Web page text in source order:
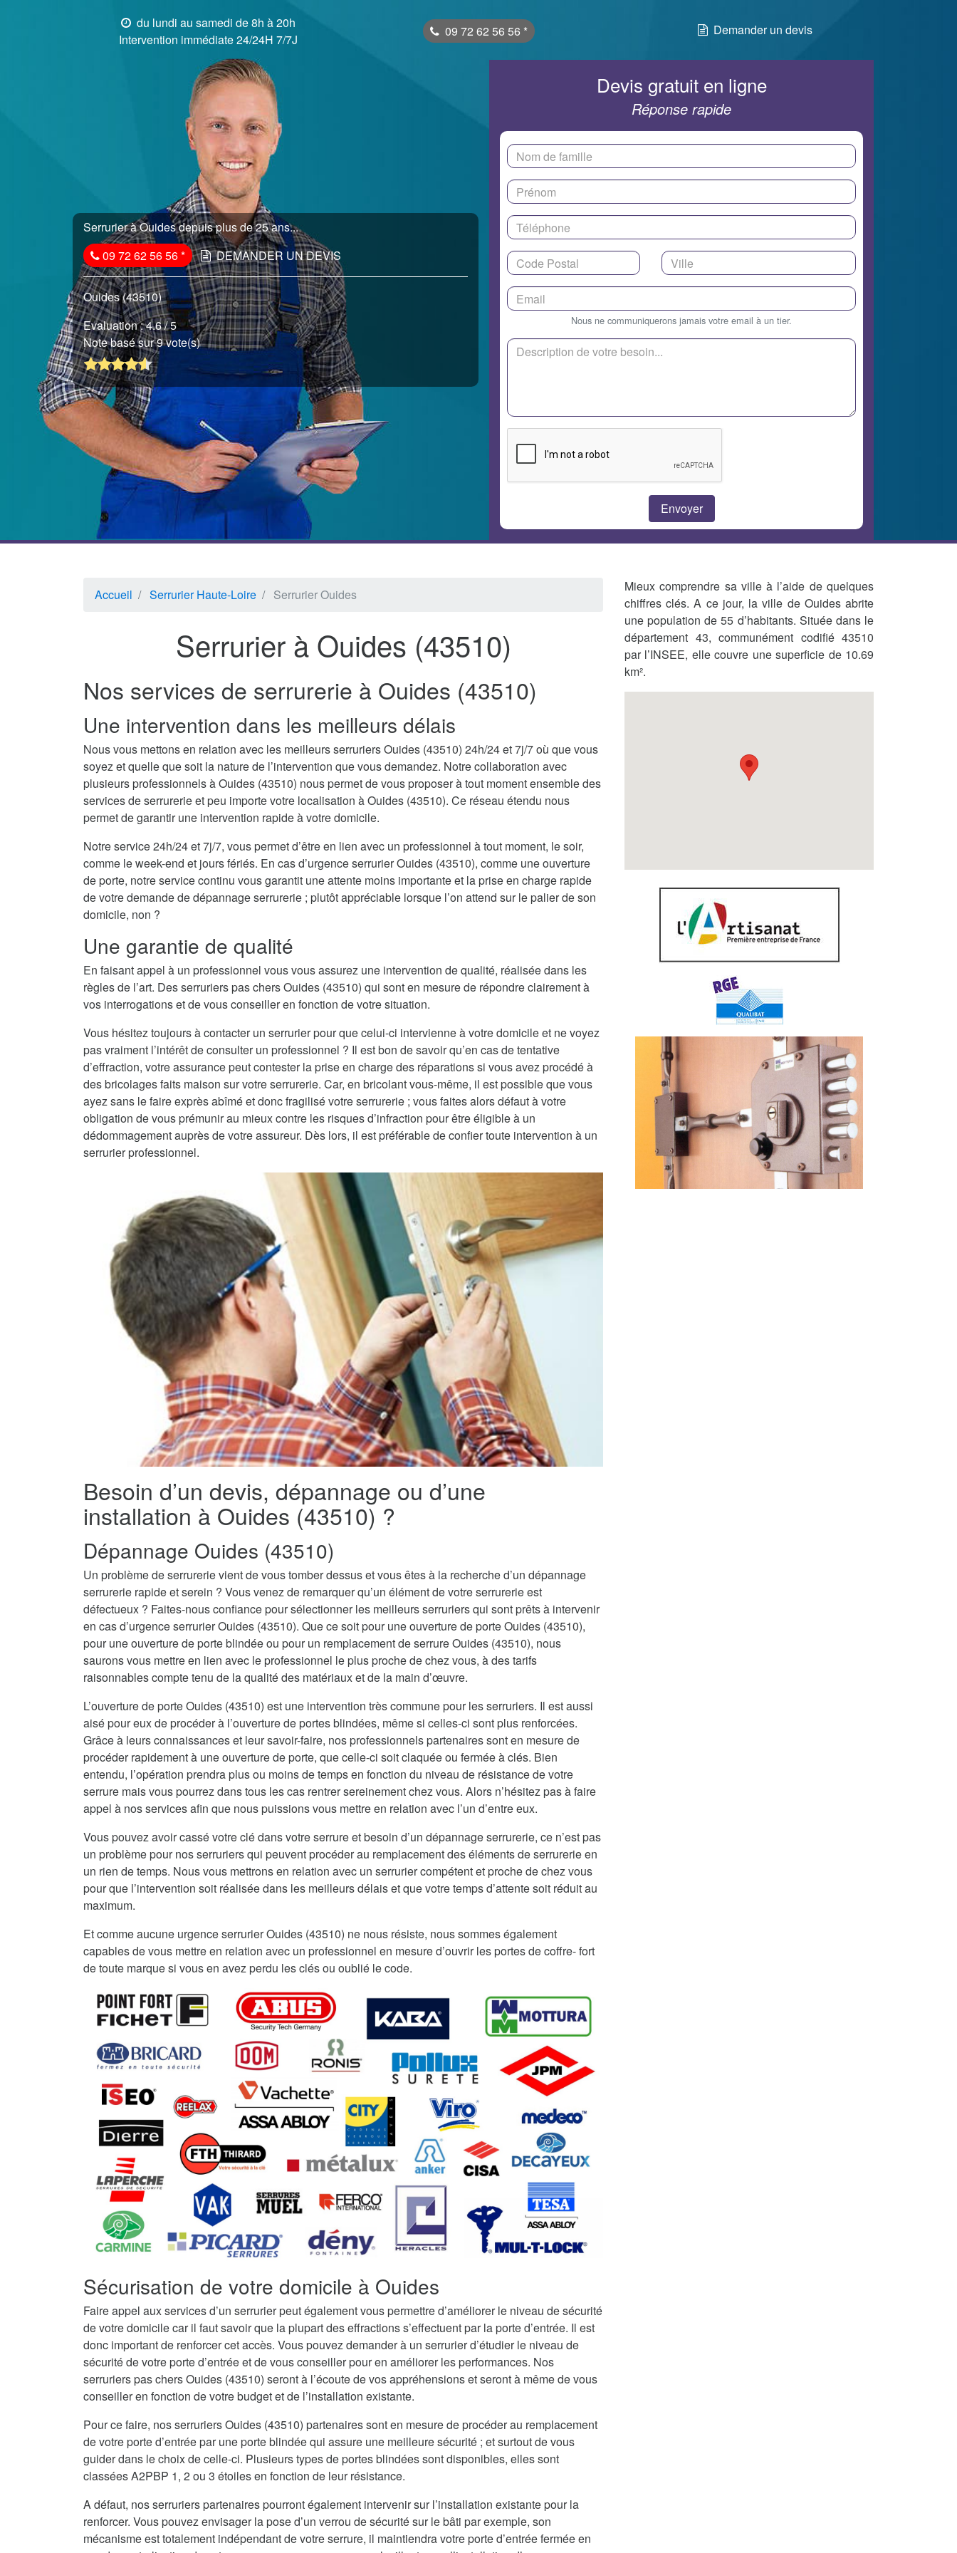
du lundi au samedi de 8h à 20h
Intervention immédiate 24/24H 7/7J
09 72 62 56 56 * Demander un devis
Serrurier à Ouides depuis plus de 25 ans...
09 72 62 56 56* DEMANDER UN DEVIS
Ouides (43510)
Evaluation :4.6/ 5
Note basé sur 9 vote(s)
Devis gratuit en ligne
Réponse rapide
Nous ne communiquerons jamais votre email à un tier.
Accueil Serrurier Haute-Loire Serrurier Ouides
Serrurier à Ouides (43510)
Nos services de serrurerie à Ouides (43510)
Une intervention dans les meilleurs délais
Nous vous mettons en relation avec les meilleurs serruriers Ouides (43510) 24h/24 et 7j/7 où que vous
soyez et quelle que soit la nature de l’intervention que vous demandez. Notre collaboration avec
plusieurs professionnels à Ouides (43510) nous permet de vous proposer à tout moment ensemble des
services de serrurerie et peu importe votre localisation à Ouides (43510). Ce réseau étendu nous
permet de garantir une intervention rapide à votre domicile.
Notre service 24h/24 et 7j/7, vous permet d’être en lien avec un professionnel à tout moment, le soir,
comme le week-end et jours fériés. En cas d’urgence serrurier Ouides (43510), comme une ouverture
de porte, notre service continu vous garantit une attente moins importante et la prise en charge rapide
de votre demande de dépannage serrurerie ; plutôt appréciable lorsque l’on attend sur le palier de son
domicile, non ?
Une garantie de qualité
En faisant appel à un professionnel vous vous assurez une intervention de qualité, réalisée dans les
règles de l’art. Des serruriers pas chers Ouides (43510) qui sont en mesure de répondre clairement à
vos interrogations et de vous conseiller en fonction de votre situation.
Vous hésitez toujours à contacter un serrurier pour que celui-ci intervienne à votre domicile et ne voyez
pas vraiment l’intérêt de consulter un professionnel ? Il est bon de savoir qu’en cas de tentative
d’effraction, votre assurance peut contester la prise en charge des réparations si vous avez procédé à
des bricolages faits maison sur votre serrurerie. Car, en bricolant vous-même, il est possible que vous
ayez sans le faire exprès abîmé et donc fragilisé votre serrurerie ; vous faites alors défaut à votre
obligation de vous prémunir au mieux contre les risques d’infraction pour être éligible à un
dédommagement auprès de votre assureur. Dès lors, il est préférable de confier toute intervention à un
serrurier professionnel.
Besoin d’un devis, dépannage ou d’une
installation à Ouides (43510) ?
Dépannage Ouides (43510)
Un problème de serrurerie vient de vous tomber dessus et vous êtes à la recherche d’un dépannage
serrurerie rapide et serein ? Vous venez de remarquer qu’un élément de votre serrurerie est
défectueux ? Faites-nous confiance pour sélectionner les meilleurs serruriers qui sont prêts à intervenir
en cas d’urgence serrurier Ouides (43510). Que ce soit pour une ouverture de porte Ouides (43510),
pour une ouverture de porte blindée ou pour un remplacement de serrure Ouides (43510), nous
saurons vous mettre en lien avec le professionnel le plus proche de chez vous, à des tarifs
raisonnables compte tenu de la qualité des matériaux et de la main d’œuvre.
L’ouverture de porte Ouides (43510) est une intervention très commune pour les serruriers. Il est aussi
aisé pour eux de procéder à l’ouverture de portes blindées, même si celles-ci sont plus renforcées.
Grâce à leurs connaissances et leur savoir-faire, nos professionnels partenaires sont en mesure de
procéder rapidement à une ouverture de porte, que celle-ci soit claquée ou fermée à clés. Bien
entendu, l’opération prendra plus ou moins de temps en fonction du niveau de résistance de votre
serrure mais vous pourrez dans tous les cas rentrer sereinement chez vous. Alors n’hésitez pas à faire
appel à nos services afin que nous puissions vous mettre en relation avec l’un d’entre eux.
Vous pouvez avoir cassé votre clé dans votre serrure et besoin d’un dépannage serrurerie, ce n’est pas
un problème pour nos serruriers qui peuvent procéder au remplacement des éléments de serrurerie en
un rien de temps. Nous vous mettrons en relation avec un serrurier compétent et proche de chez vous
pour que l’intervention soit réalisée dans les meilleurs délais et que votre temps d’attente soit réduit au
maximum.
Et comme aucune urgence serrurier Ouides (43510) ne nous résiste, nous sommes également
capables de vous mettre en relation avec un professionnel en mesure d’ouvrir les portes de coffre- fort
de toute marque si vous en avez perdu les clés ou oublié le code.
Sécurisation de votre domicile à Ouides
Faire appel aux services d’un serrurier peut également vous permettre d’améliorer le niveau de sécurité
de votre domicile car il faut savoir que la plupart des effractions s’effectuent par la porte d’entrée. Il est
donc important de renforcer cet accès. Vous pouvez demander à un serrurier d’étudier le niveau de
sécurité de votre porte d’entrée et de vous conseiller pour en améliorer les performances. Nos
serruriers pas chers Ouides (43510) seront à l’écoute de vos appréhensions et seront à même de vous
conseiller en fonction de votre budget et de l’installation existante.
Pour ce faire, nos serruriers Ouides (43510) partenaires sont en mesure de procéder au remplacement
de votre porte d’entrée par une porte blindée qui assure une meilleure sécurité ; et surtout de vous
guider dans le choix de celle-ci. Plusieurs types de portes blindées sont disponibles, elles sont
classées A2PBP 1, 2 ou 3 étoiles en fonction de leur résistance.
A défaut, nos serruriers partenaires pourront également intervenir sur l’installation existante pour la
renforcer. Vous pouvez envisager la pose d’un verrou de sécurité sur le bâti par exemple, son
mécanisme est totalement indépendant de votre serrure, il maintiendra votre porte d’entrée fermée en
Mieux comprendre sa ville à l’aide de quelques
chiffres clés. A ce jour, la ville de Ouides abrite
une population de 55 d’habitants. Située dans le
département 43, communément codifié 43510
par l’INSEE, elle couvre une superficie de 10.69
km².